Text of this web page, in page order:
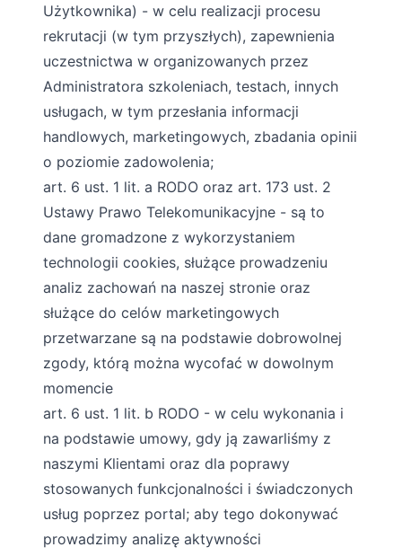
Użytkownika) - w celu realizacji procesu
rekrutacji (w tym przyszłych), zapewnienia
uczestnictwa w organizowanych przez
Administratora szkoleniach, testach, innych
usługach, w tym przesłania informacji
handlowych, marketingowych, zbadania opinii
o poziomie zadowolenia;
art. 6 ust. 1 lit. a RODO oraz art. 173 ust. 2
Ustawy Prawo Telekomunikacyjne - są to
dane gromadzone z wykorzystaniem
technologii cookies, służące prowadzeniu
analiz zachowań na naszej stronie oraz
służące do celów marketingowych
przetwarzane są na podstawie dobrowolnej
zgody, którą można wycofać w dowolnym
momencie
art. 6 ust. 1 lit. b RODO - w celu wykonania i
na podstawie umowy, gdy ją zawarliśmy z
naszymi Klientami oraz dla poprawy
stosowanych funkcjonalności i świadczonych
usług poprzez portal; aby tego dokonywać
prowadzimy analizę aktywności